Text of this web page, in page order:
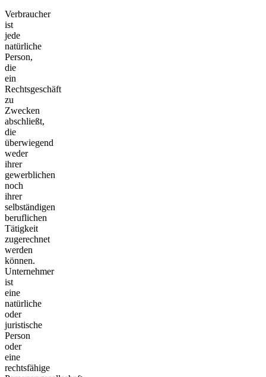
Verbraucher
ist
jede
natürliche
Person,
die
ein
Rechtsgeschäft
zu
Zwecken
abschließt,
die
überwiegend
weder
ihrer
gewerblichen
noch
ihrer
selbständigen
beruflichen
Tätigkeit
zugerechnet
werden
können.
Unternehmer
ist
eine
natürliche
oder
juristische
Person
oder
eine
rechtsfähige